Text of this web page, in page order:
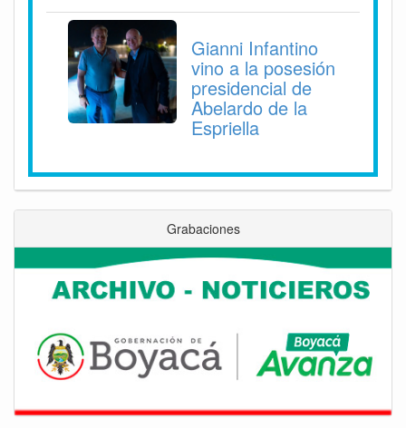
Gianni Infantino
vino a la posesión
presidencial de
Abelardo de la
Espriella
Grabaciones